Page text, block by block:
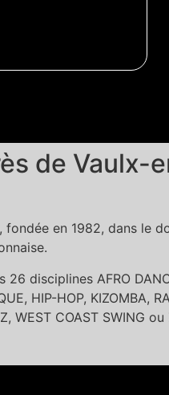
de Vaulx-
en 1982, dans le
AFRO
HIP-HOP, KIZOMBA,
WEST COAST SWING